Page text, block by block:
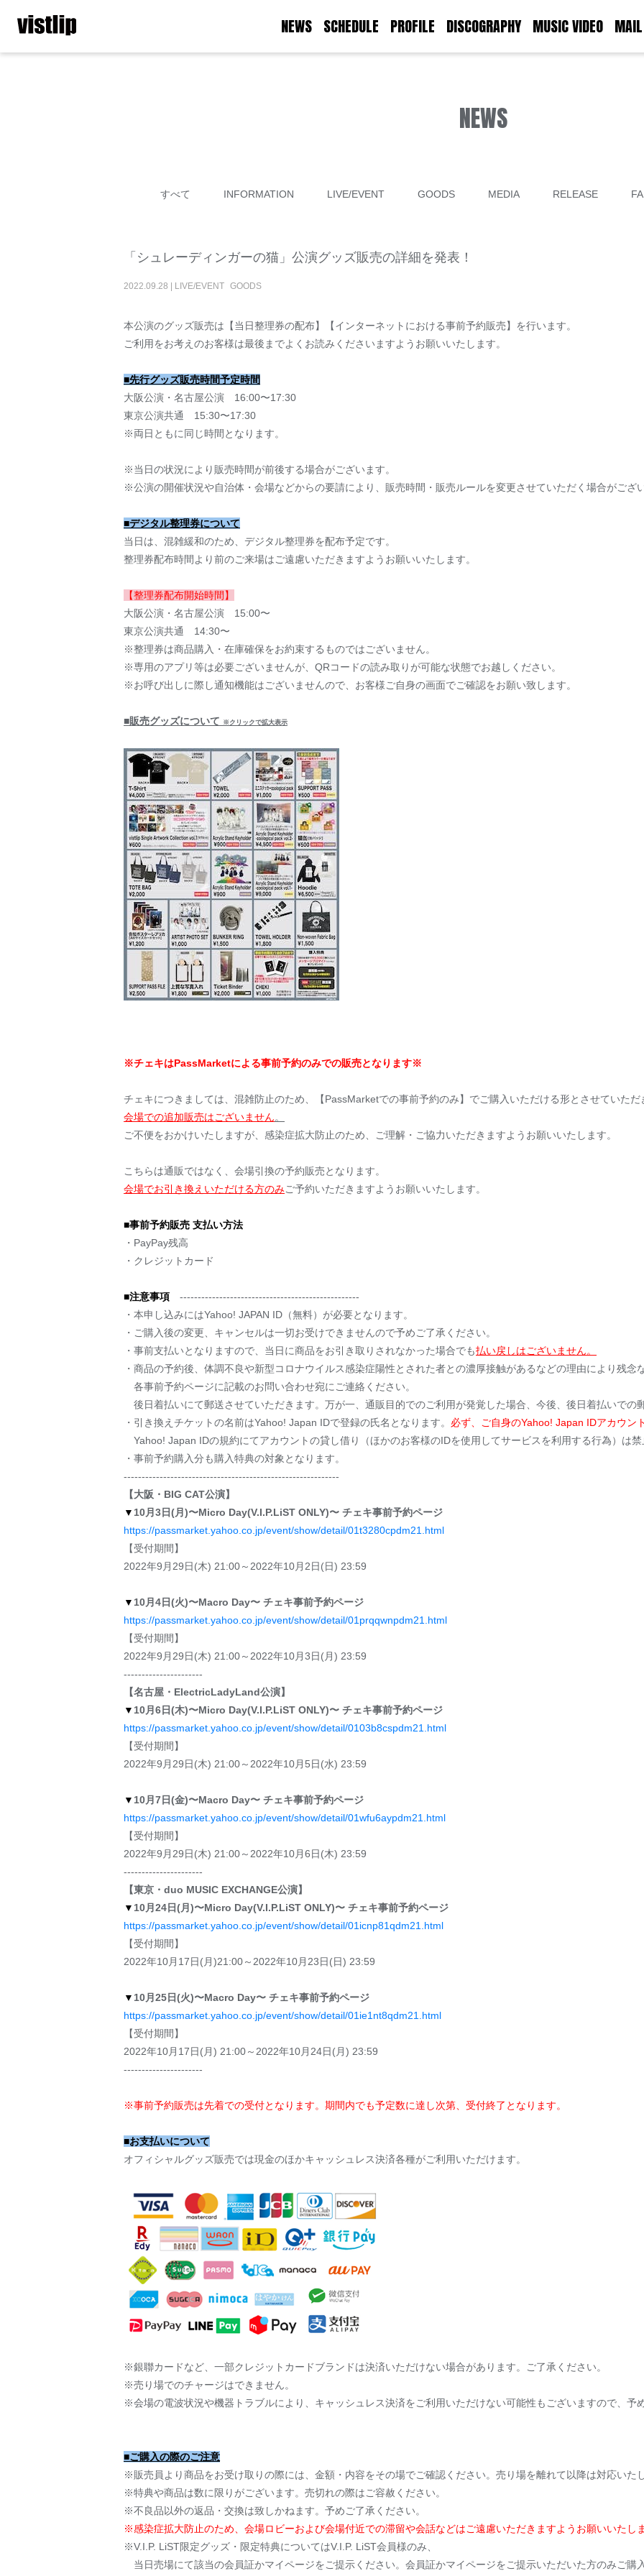
NEWS SCHEDULE PROFILE DISCOGRAPHY MUSIC VIDEO MAIL
NEWS
すべて INFORMATION LIVE/EVENT GOODS MEDIA RELEASE
「シュレーディンガーの猫」公演グッズ販売の詳細を発表！
2022.09.28 LIVE/EVENT GOODS
本公演のグッズ販売は【当日整理券の配布】【インターネットにおける事前予約販売】を行います。
ご利用をお考えのお客様は最後までよくお読みくださいますようお願いいたします。
■先行グッズ販売時間予定時間
大阪公演・名古屋公演 16:00〜17:30
東京公演共通 15:30〜17:30
※両日ともに同じ時間となります。
※当日の状況により販売時間が前後する場合がございます。
※公演の開催状況や自治体・会場などからの要請により、販売時間・販売ルールを変更させていただく場合がござ
■デジタル整理券について
当日は、混雑緩和のため、デジタル整理券を配布予定です。
整理券配布時間より前のご来場はご遠慮いただきますようお願いいたします。
【整理券配布開始時間】
大阪公演・名古屋公演 15:00〜
東京公演共通 14:30〜
※整理券は商品購入・在庫確保をお約束するものではございません。
※専用のアプリ等は必要ございませんが、QRコードの読み取りが可能な状態でお越しください。
※お呼び出しに際し通知機能はございませんので、お客様ご自身の画面でご確認をお願い致します。
■販売グッズについて ※クリックで拡大表示
※チェキはPassMarketによる事前予約のみでの販売となります※
チェキにつきましては、混雑防止のため、【PassMarketでの事前予約のみ】でご購入いただける形とさせていただ
会場での追加販売はございません。
ご不便をおかけいたしますが、感染症拡大防止のため、ご理解・ご協力いただきますようお願いいたします。
こちらは通販ではなく、会場引換の予約販売となります。
会場でお引き換えいただける方のみご予約いただきますようお願いいたします。
■事前予約販売 支払い方法
・PayPay残高
・クレジットカード
■注意事項 --------------------------------------------------
・本申し込みにはYahoo! JAPAN ID（無料）が必要となります。
・ご購入後の変更、キャンセルは一切お受けできませんので予めご了承ください。
・事前支払いとなりますので、当日に商品をお引き取りされなかった場合でも払い戻しはございません。
・商品の予約後、体調不良や新型コロナウイルス感染症陽性とされた者との濃厚接触があるなどの理由により残
各事前予約ページに記載のお問い合わせ宛にご連絡ください。
後日着払いにて郵送させていただきます。万が一、通販目的でのご利用が発覚した場合、今後、後日着払いでの
・引き換えチケットの名前はYahoo! Japan IDで登録の氏名となります。 必ず、ご自身のYahoo! Japan IDアカウン
Yahoo! Japan IDの規約にてアカウントの貸し借り（ほかのお客様のIDを使用してサービスを利用する行為）は
・事前予約購入分も購入特典の対象となります。
------------------------------------------------------------
【大阪・BIG CAT公演】
▼ 10月3日(月)〜Micro Day(V.I.P.LiST ONLY)〜 チェキ事前予約ページ
https://passmarket.yahoo.co.jp/event/show/detail/01t3280cpdm21.html
【受付期間】
2022年9月29日(木) 21:00～2022年10月2日(日) 23:59
▼ 10月4日(火)〜Macro Day〜 チェキ事前予約ページ
https://passmarket.yahoo.co.jp/event/show/detail/01prqqwnpdm21.html
【受付期間】
2022年9月29日(木) 21:00～2022年10月3日(月) 23:59
----------------------
【名古屋・ElectricLadyLand公演】
▼ 10月6日(木)〜Micro Day(V.I.P.LiST ONLY)〜 チェキ事前予約ページ
https://passmarket.yahoo.co.jp/event/show/detail/0103b8cspdm21.html
【受付期間】
2022年9月29日(木) 21:00～2022年10月5日(水) 23:59
▼ 10月7日(金)〜Macro Day〜 チェキ事前予約ページ
https://passmarket.yahoo.co.jp/event/show/detail/01wfu6aypdm21.html
【受付期間】
2022年9月29日(木) 21:00～2022年10月6日(木) 23:59
----------------------
【東京・duo MUSIC EXCHANGE公演】
▼ 10月24日(月)〜Micro Day(V.I.P.LiST ONLY)〜 チェキ事前予約ページ
https://passmarket.yahoo.co.jp/event/show/detail/01icnp81qdm21.html
【受付期間】
2022年10月17日(月)21:00～2022年10月23日(日) 23:59
▼ 10月25日(火)〜Macro Day〜 チェキ事前予約ページ
https://passmarket.yahoo.co.jp/event/show/detail/01ie1nt8qdm21.html
【受付期間】
2022年10月17日(月) 21:00～2022年10月24日(月) 23:59
----------------------
※事前予約販売は先着での受付となります。期間内でも予定数に達し次第、受付終了となります。
■お支払いについて
オフィシャルグッズ販売では現金のほかキャッシュレス決済各種がご利用いただけます。
※銀聯カードなど、一部クレジットカードブランドは決済いただけない場合があります。ご了承ください。
※売り場でのチャージはできません。
※会場の電波状況や機器トラブルにより、キャッシュレス決済をご利用いただけない可能性もございますので、予
■ご購入の際のご注意
※販売員より商品をお受け取りの際には、金額・内容をその場でご確認ください。売り場を離れて以降は対応いた
※特典や商品は数に限りがございます。売切れの際はご容赦ください。
※不良品以外の返品・交換は致しかねます。予めご了承ください。
※感染症拡大防止のため、会場ロビーおよび会場付近での滞留や会話などはご遠慮いただきますようお願いいたし
※V.I.P. LiST限定グッズ・限定特典についてはV.I.P. LiST会員様のみ、
当日売場にて該当の会員証かマイページをご提示ください。会員証かマイページをご提示いただいた方のみご購